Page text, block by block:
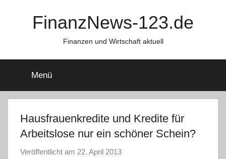
FinanzNews-123.de
Finanzen und Wirtschaft aktuell
Menü
Hausfrauenkredite und Kredite für
Arbeitslose nur ein schöner Schein?
Veröffentlicht am 22. April 2013